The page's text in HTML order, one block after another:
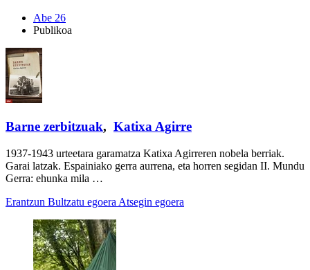
Abe 26
Publikoa
Barne zerbitzuak, Katixa Agirre
1937-1943 urteetara garamatza Katixa Agirreren nobela berriak.
Garai latzak. Espainiako gerra aurrena, eta horren segidan II. Mundu
Gerra: ehunka mila …
Erantzun Bultzatu egoera Atsegin egoera